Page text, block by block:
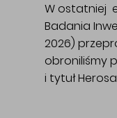
W ostatniej
Badania
2026)
obroniliśmy
i tytuł